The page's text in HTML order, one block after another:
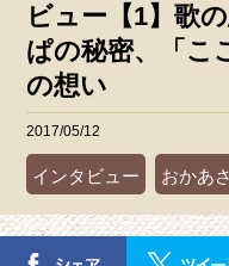
ビュー【1】歌
ぱの秘密、「こ
の想い
2017/05/12
インタビュー おかあ